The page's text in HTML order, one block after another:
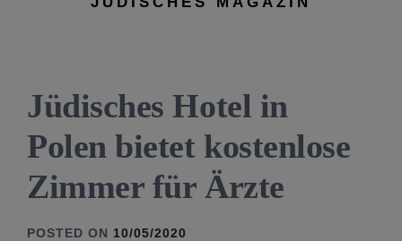
Jüdisches Hotel in
Polen bietet kostenlose
Zimmer für Ärzte
POSTED ON 10/05/2020